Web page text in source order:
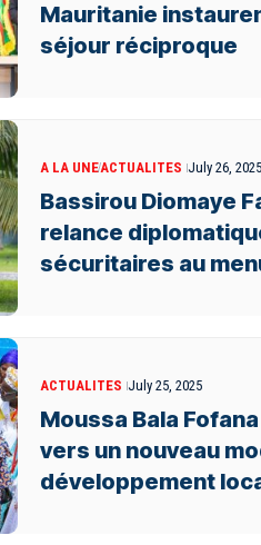
Mauritanie
séjour réciproque
A LA UNEACTUALITES July 26, 2025
Bassirou Diomaye
relance
sécuritaires au
ACTUALITES July 25, 2025
Moussa Bala
vers un nouveau
développement